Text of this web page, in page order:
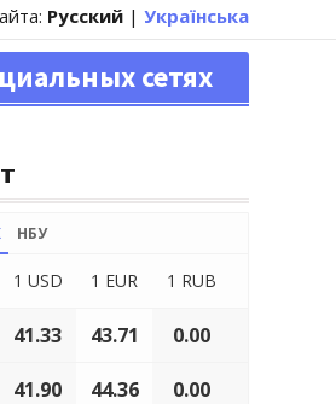
Русский | Українська
сетях
НБУ
1 USD 1 EUR 1 RUB
41.33 43.71 0.00
41.90 44.36 0.00